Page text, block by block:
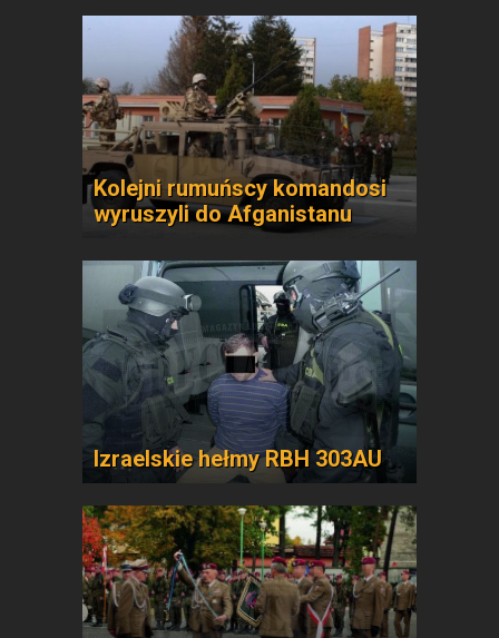
Kolejni rumuńscy komandosi
wyruszyli do Afganistanu
Izraelskie hełmy RBH 303AU